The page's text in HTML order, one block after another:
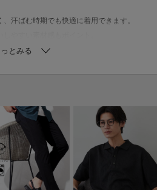
汗ばむ時期でも快適に着用できます。
な表面感で大人カジュアルにぴったりな仕
せた、きれいめストリートスタイルにおす
ば、程よく抜け感のあるカジュアルコーデ
シャツやライトアウターのインナー使いに